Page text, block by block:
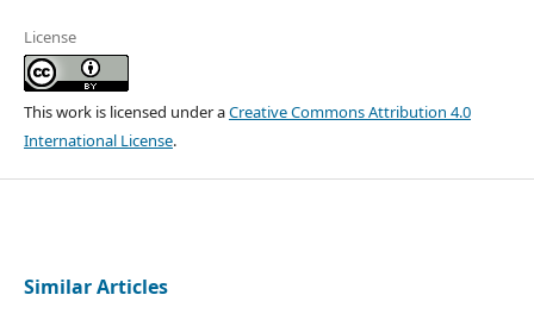
License
This work is licensed under aCreative Commons Attribution 4.0
International License.
Similar Articles